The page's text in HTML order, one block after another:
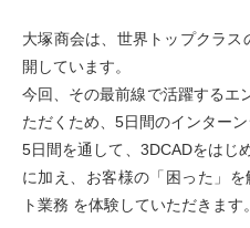
大塚商会は、世界トップクラ
開しています。
今回、その最前線で活躍するエ
ただくため、5日間のインター
5日間を通して、3DCADをはじ
に加え、お客様の「困った」
ト業務 を体験していただきます。